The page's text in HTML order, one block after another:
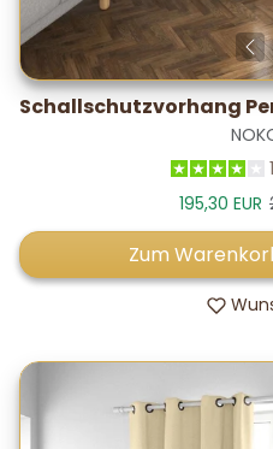
195,30 EUR
Zum